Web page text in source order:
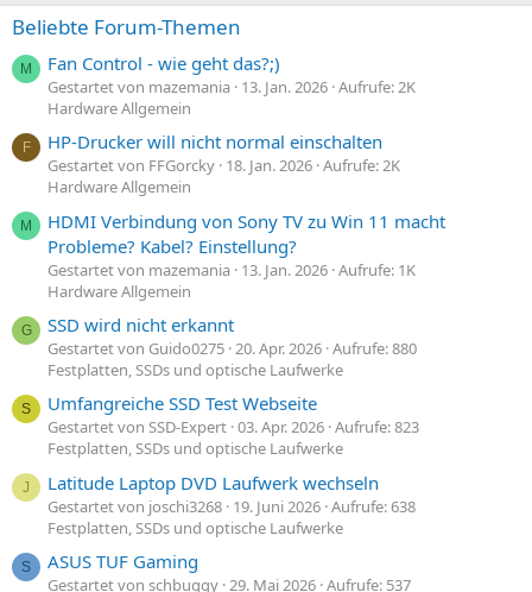
Beliebte Forum-Themen
M Fan Control - wie geht das?;)
Gestartet von mazemania 13. Jan. 2026 Aufrufe: 2K
Hardware Allgemein
F HP-Drucker will nicht normal einschalten
Gestartet von FFGorcky 18. Jan. 2026 Aufrufe: 2K
Hardware Allgemein
M
HDMI Verbindung von Sony TV zu Win 11 macht
Probleme? Kabel? Einstellung?
Gestartet von mazemania 13. Jan. 2026 Aufrufe: 1K
Hardware Allgemein
G SSD wird nicht erkannt
Gestartet von Guido0275 20. Apr. 2026 Aufrufe: 880
Festplatten, SSDs und optische Laufwerke
S Umfangreiche SSD Test Webseite
Gestartet von SSD-Expert 03. Apr. 2026 Aufrufe: 823
Festplatten, SSDs und optische Laufwerke
J Latitude Laptop DVD Laufwerk wechseln
Gestartet von joschi3268 19. Juni 2026 Aufrufe: 638
Festplatten, SSDs und optische Laufwerke
S ASUS TUF Gaming
Gestartet von schbuggy 29. Mai 2026 Aufrufe: 537